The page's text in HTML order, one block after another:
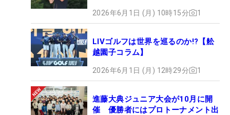
2026年6月1日 (月) 10時15分 1
LIVゴルフは世界を巡るのか!?【舩
越園子コラム】
2026年6月1日 (月) 12時29分 1
進藤大典ジュニア大会が10月に開
催 優勝者にはプロトーナメント出